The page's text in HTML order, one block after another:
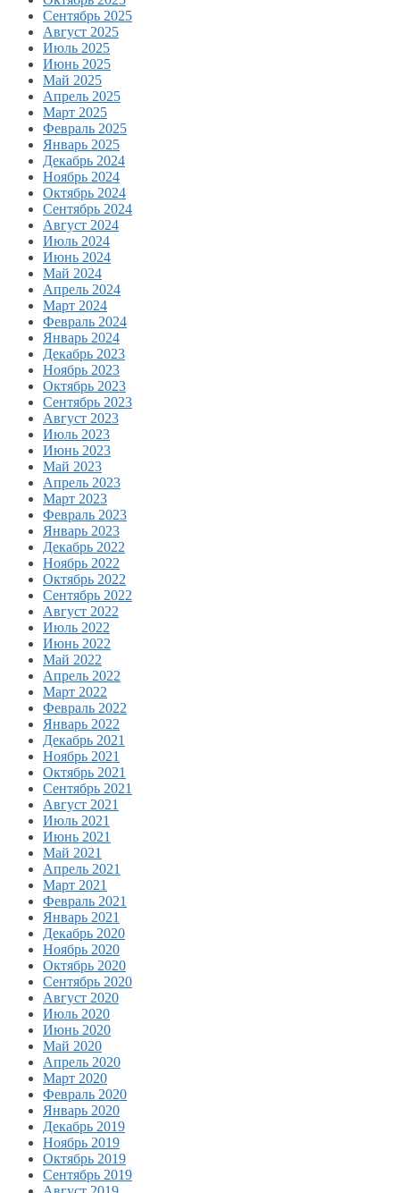
Сентябрь 2025
Август 2025
Июль 2025
Июнь 2025
Май 2025
Апрель 2025
Март 2025
Февраль 2025
Январь 2025
Декабрь 2024
Ноябрь 2024
Октябрь 2024
Сентябрь 2024
Август 2024
Июль 2024
Июнь 2024
Май 2024
Апрель 2024
Март 2024
Февраль 2024
Январь 2024
Декабрь 2023
Ноябрь 2023
Октябрь 2023
Сентябрь 2023
Август 2023
Июль 2023
Июнь 2023
Май 2023
Апрель 2023
Март 2023
Февраль 2023
Январь 2023
Декабрь 2022
Ноябрь 2022
Октябрь 2022
Сентябрь 2022
Август 2022
Июль 2022
Июнь 2022
Май 2022
Апрель 2022
Март 2022
Февраль 2022
Январь 2022
Декабрь 2021
Ноябрь 2021
Октябрь 2021
Сентябрь 2021
Август 2021
Июль 2021
Июнь 2021
Май 2021
Апрель 2021
Март 2021
Февраль 2021
Январь 2021
Декабрь 2020
Ноябрь 2020
Октябрь 2020
Сентябрь 2020
Август 2020
Июль 2020
Июнь 2020
Май 2020
Апрель 2020
Март 2020
Февраль 2020
Январь 2020
Декабрь 2019
Ноябрь 2019
Октябрь 2019
Сентябрь 2019